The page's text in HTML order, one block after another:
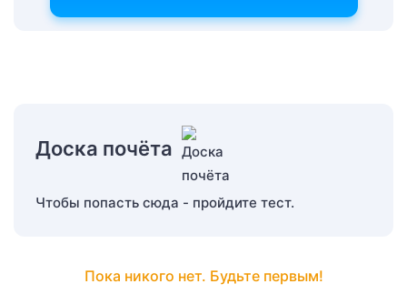
Доска почёта
Чтобы попасть сюда - пройдите тест.
Пока никого нет. Будьте первым!